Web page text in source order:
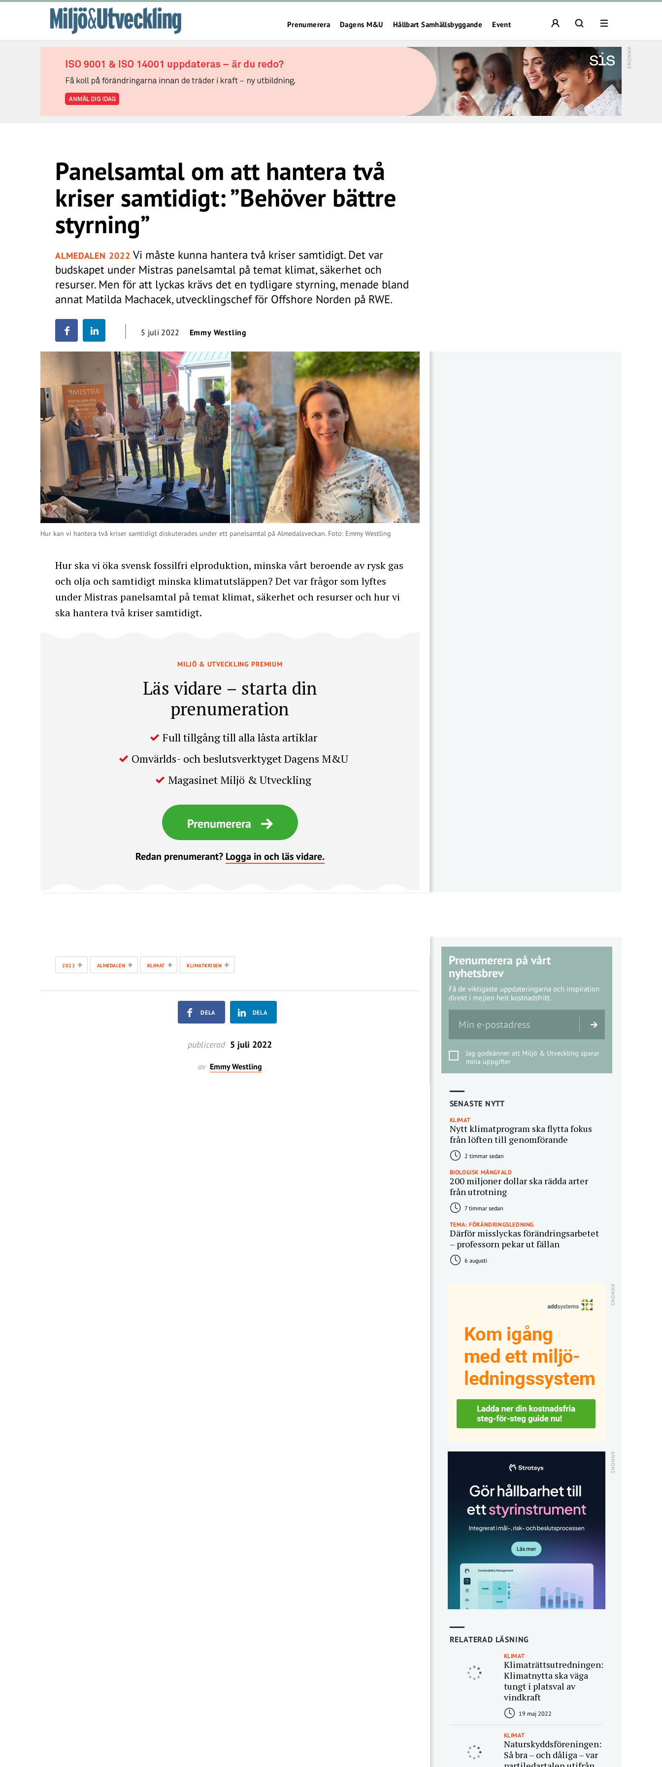
Prenumerera Dagens M&U Hållbart Samhällsbyggande Event
Panelsamtal om att hantera två
kriser samtidigt: ”Behöver bättre
styrning”
ALMEDALEN 2022 Vi måste kunna hantera två kriser samtidigt. Det var
budskapet under Mistras panelsamtal på temat klimat, säkerhet och
resurser. Men för att lyckas krävs det en tydligare styrning, menade bland
annat Matilda Machacek, utvecklingschef för Offshore Norden på RWE.
5 juli 2022 Emmy Westling
Hur kan vi hantera två kriser samtidigt diskuterades under ett panelsamtal på Almedalsveckan. Foto: Emmy Westling
Hur ska vi öka svensk fossilfri elproduktion, minska vårt beroende av rysk gas
och olja och samtidigt minska klimatutsläppen? Det var frågor som lyftes
under Mistras panelsamtal på temat klimat, säkerhet och resurser och hur vi
ska hantera två kriser samtidigt.
MILJÖ & UTVECKLING PREMIUM
Läs vidare – starta din
prenumeration
Full tillgång till alla låsta artiklar
Omvärlds- och beslutsverktyget Dagens M&U
Magasinet Miljö & Utveckling
Prenumerera
Redan prenumerant? Logga in och läs vidare.
2022 + ALMEDALEN + KLIMAT + KLIMATKRISEN +
DELA DELA
publicerad 5 juli 2022
av Emmy Westling
Prenumerera på vårt
nyhetsbrev
Få de viktigaste uppdateringarna och inspiration
direkt i mejlen helt kostnadsfritt.
Jag godkänner att Miljö & Utveckling sparar
mina uppgifter
SENASTE NYTT
KLIMAT
Nytt klimatprogram ska flytta fokus
från löften till genomförande
2 timmar sedan
BIOLOGISK MÅNGFALD
200 miljoner dollar ska rädda arter
från utrotning
7 timmar sedan
TEMA: FÖRÄNDRINGSLEDNING
Därför misslyckas förändringsarbetet
– professorn pekar ut fällan
6 augusti
RELATERAD LÄSNING
KLIMAT
Klimaträttsutredningen:
Klimatnytta ska väga
tungt i platsval av
vindkraft
19 maj 2022
KLIMAT
Naturskyddsföreningen:
Så bra – och dåliga – var